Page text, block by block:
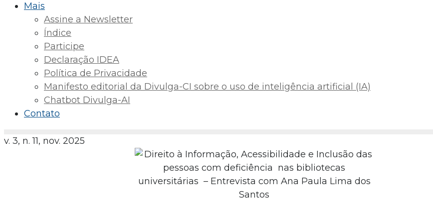
Mais
Assine a Newsletter
Índice
Participe
Declaração IDEA
Política de Privacidade
Manifesto editorial da Divulga-CI sobre o uso de inteligência artificial (IA)
Chatbot Divulga-AI
Contato
v. 3, n. 11, nov. 2025